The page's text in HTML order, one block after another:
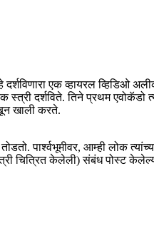
एक व्हायरल व्हिडिओ
दर्शविते. तिने प्रथम एवोकॅडो
खाली करते.
पार्श्वभूमीवर, आम्ही लोक
चित्रित केलेली) संबंध पोस्ट